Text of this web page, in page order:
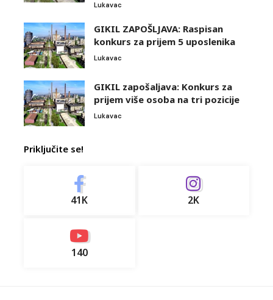
Lukavac
GIKIL ZAPOŠLJAVA: Raspisan
konkurs za prijem 5 uposlenika
Lukavac
GIKIL zapošaljava: Konkurs za
prijem više osoba na tri pozicije
Lukavac
Priključite se!
41K 2K
140